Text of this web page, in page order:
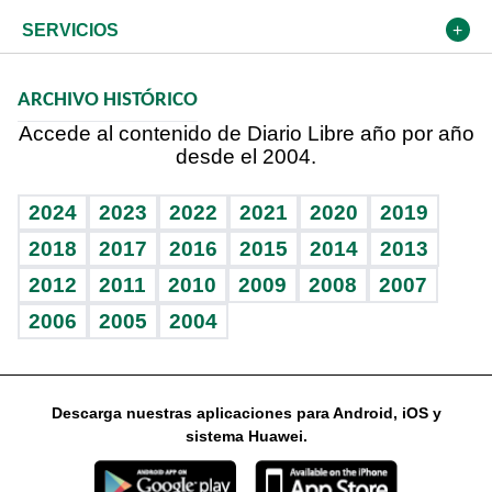
Resto del mundo
Economía personal
Podcast Arte Libre
Vida y familia
Eñe
Celebrando la vida
Sin complejos
En pocas palabras
Escuchando al corazón
Economía Personal
Más deportes
BRV
TBT Deportivo
El Espía
Columnistas
Más firmas
Cambio climático
Opinión
Hecho en casa
Guía del dinero
SERVICIOS
Cumpleaños
Horóscopos
ARCHIVO HISTÓRICO
Accede al contenido de Diario Libre año por año
desde el 2004.
2024 2023 2022 2021 2020
2019
2018
2017 2016 2015 2014
2013
2012
2011 2010 2009 2008
2007
2006
2005 2004
Descarga nuestras aplicaciones para Android, iOS y
sistema Huawei.